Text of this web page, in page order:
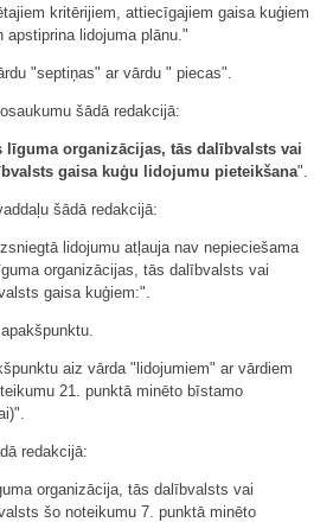
kritērijiem, attiecīgajiem gaisa kuģiem
apstiprina lidojuma plānu."
"septiņas" ar vārdu " piecas".
šādā redakcijā:
līguma organizācijas, tās dalībvalsts vai
gaisa kuģu lidojumu pieteikšana".
šādā redakcijā:
lidojumu atļauja nav nepieciešama
organizācijas, tās dalībvalsts vai
gaisa kuģiem:".
aiz vārda "lidojumiem" ar vārdiem
21. punktā minēto bīstamo
redakcijā:
organizācija, tās dalībvalsts vai
šo noteikumu 7. punktā minēto